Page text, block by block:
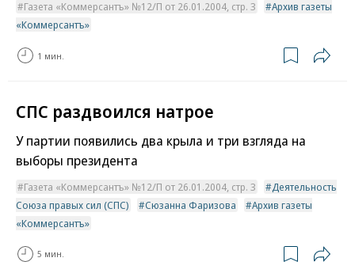
Газета «Коммерсантъ» №12/П от 26.01.2004, стр. 3
Архив газеты
«Коммерсантъ»
1 мин.
СПС раздвоился натрое
У партии появились два крыла и три взгляда на
выборы президента
Газета «Коммерсантъ» №12/П от 26.01.2004, стр. 3
Деятельность
Союза правых сил (СПС)
Сюзанна Фаризова
Архив газеты
«Коммерсантъ»
5 мин.